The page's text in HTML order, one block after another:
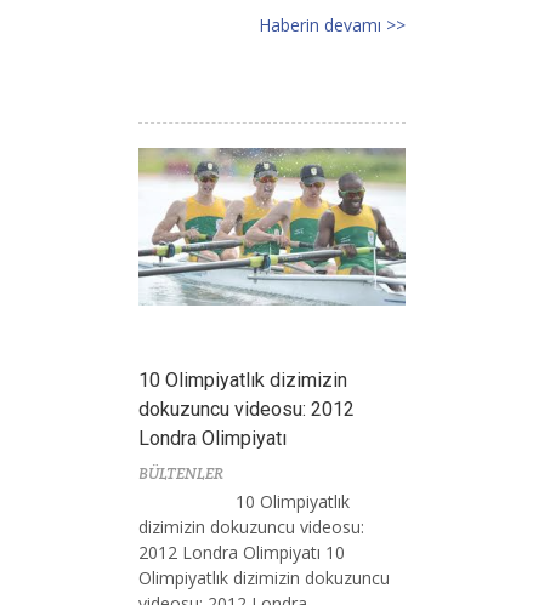
Haberin devamı >>
10 Olimpiyatlık dizimizin
dokuzuncu videosu: 2012
Londra Olimpiyatı
BÜLTENLER
10 Olimpiyatlık
dizimizin dokuzuncu videosu:
2012 Londra Olimpiyatı 10
Olimpiyatlık dizimizin dokuzuncu